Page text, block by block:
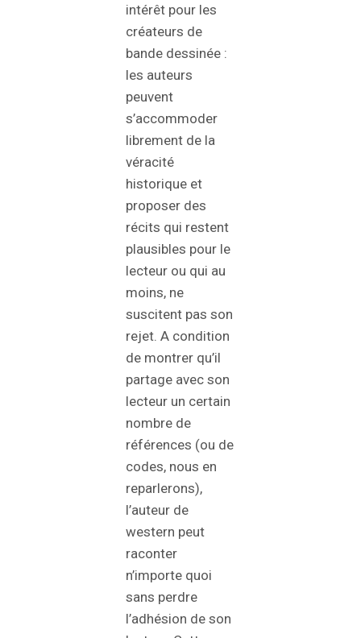
intérêt pour les
créateurs de
bande dessinée :
les auteurs
peuvent
s’accommoder
librement de la
véracité
historique et
proposer des
récits qui restent
plausibles pour le
lecteur ou qui au
moins, ne
suscitent pas son
rejet. A condition
de montrer qu’il
partage avec son
lecteur un certain
nombre de
références (ou de
codes, nous en
reparlerons),
l’auteur de
western peut
raconter
n’importe quoi
sans perdre
l’adhésion de son